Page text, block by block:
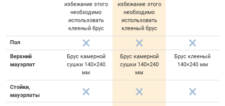
избежание этого
необходимо
использовать
клееный брус
избежание этого
необходимо
использовать
клееный брус
Пол
Верхний
мауэрлат
Брус камерной
сушки 140×240
мм
Брус камерной
сушки 140×240
мм
Брус клееный
140×240 мм
Стойки,
мауэрлаты